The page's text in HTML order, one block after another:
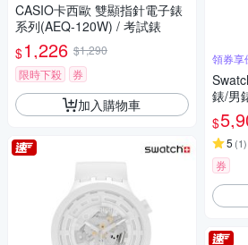
CASIO卡西歐 雙顯指針電子錶
系列(AEQ-120W) / 考試錶
$1,226 $1,290
限時下殺
券
加入購物車
領券享
錶/男
7M
$
5 (1)
券